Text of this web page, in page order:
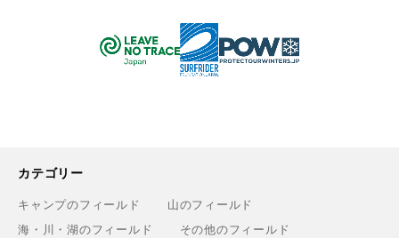
カテゴリー
キャンプのフィールド
山のフィールド
海・川・湖のフィールド
その他のフィールド